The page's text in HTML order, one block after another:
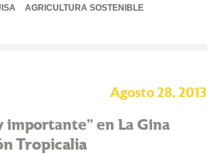
AGRICULTURA SOSTENIBLE
Agosto 28, 2013
importante” en La Gina
Tropicalia